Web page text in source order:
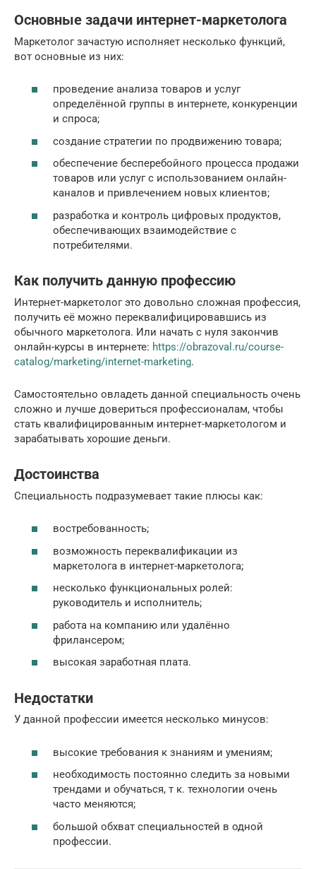
Основные задачи интернет-маркетолога
Маркетолог зачастую исполняет несколько функций,
вот основные из них:
проведение анализа товаров и услуг
определённой группы в интернете, конкуренции
и спроса;
создание стратегии по продвижению товара;
обеспечение бесперебойного процесса продажи
товаров или услуг с использованием онлайн-
каналов и привлечением новых клиентов;
разработка и контроль цифровых продуктов,
обеспечивающих взаимодействие с
потребителями.
Как получить данную профессию
Интернет-маркетолог это довольно сложная профессия,
получить её можно переквалифицировавшись из
обычного маркетолога. Или начать с нуля закончив
онлайн-курсы в интернете: https://obrazoval.ru/course-
catalog/marketing/internet-marketing.
Самостоятельно овладеть данной специальность очень
сложно и лучше довериться профессионалам, чтобы
стать квалифицированным интернет-маркетологом и
зарабатывать хорошие деньги.
Достоинства
Специальность подразумевает такие плюсы как:
востребованность;
возможность переквалификации из
маркетолога в интернет-маркетолога;
несколько функциональных ролей:
руководитель и исполнитель;
работа на компанию или удалённо
фрилансером;
высокая заработная плата.
Недостатки
У данной профессии имеется несколько минусов:
высокие требования к знаниям и умениям;
необходимость постоянно следить за новыми
трендами и обучаться, т к. технологии очень
часто меняются;
большой обхват специальностей в одной
профессии.